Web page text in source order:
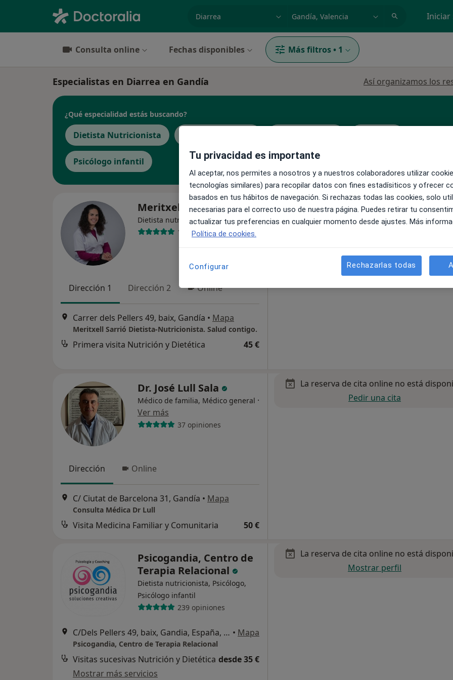
especialidad, enfermedad o nombre
p. ej. Madrid Iniciar
Consulta online Fechas disponibles Más filtros • 1
Especialistas en Diarrea en Gandía Así organizamos los
¿Qué especialidad estás buscando?
Dietista Nutricionista
Psicólogo infantil
Meritxell Sarrió Puig
Dietista nutricionista·Ver más
138 opiniones
Dirección 1 Dirección 2 Online
Carrer dels Pellers 49, baix, Gandía • Mapa
Meritxell Sarrió Dietista-Nutricionista. Salud contigo.
Primera visita Nutrición y Dietética 45 €
La reserva de cita online no está
Pedir una cita
Dr. José Lull Sala
Médico de familia, Médico general ·
Ver más
37 opiniones
Dirección Online
C/ Ciutat de Barcelona 31, Gandía • Mapa
Consulta Médica Dr Lull
Visita Medicina Familiar y Comunitaria 50 €
La reserva de cita online no está
Pedir una cita
Psicogandia, Centro de
Terapia Relacional
Dietista nutricionista, Psicólogo,
Psicólogo infantil
239 opiniones
C/Dels Pellers 49, baix, Gandia, España, Gandía • Mapa
Psicogandia, Centro de Terapia Relacional
Visitas sucesivas Nutrición y Dietética desde 35 €
Mostrar más servicios
La reserva de cita online no está
Mostrar perfil
Tu privacidad es importante
Al aceptar, nos permites a nosotros y a nuestros colaboradores utilizar
tecnologías similares) para recopilar datos con fines estadísiticos y ofrecer
basados en tus hábitos de navegación. Si rechazas todas las cookies, solo
necesarias para el correcto uso de nuestra página. Puedes retirar tu
actualizar tus preferencias en cualquier momento desde ajustes. Más
Política de cookies.
Configurar Rechazarlas todas